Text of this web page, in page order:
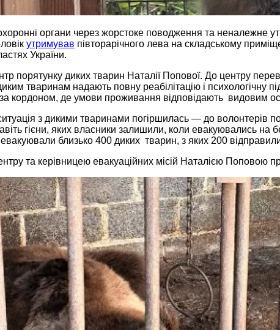
органи через жорстоке поводження та неналежне
утримував півторарічного лева на складському
України.
порятунку диких тварин Наталії Попової. До центру
тваринам надають повну реабілітацію і психологічну
за кордоном, де умови проживання відповідають видовим
з дикими тваринами погіршилась — до волонтерів
гієни, яких власники залишили, коли евакуювались на
евакуювали близько 400 диких тварин, з яких 200
та керівницею евакуаційних місій Наталією Поповою